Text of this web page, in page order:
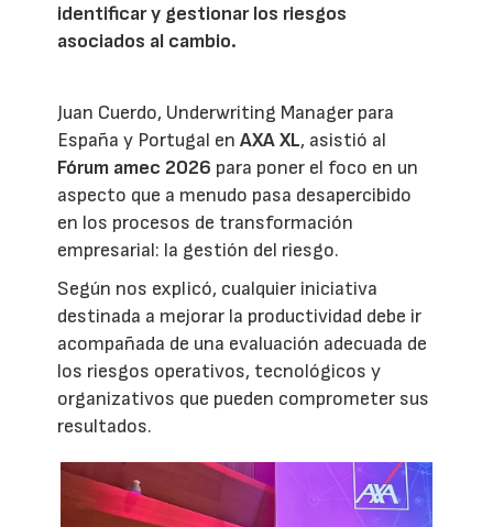
identificar y gestionar los riesgos
asociados al cambio.
Juan Cuerdo, Underwriting Manager para
España y Portugal enAXA XL, asistió al
Fórum amec 2026 para poner el foco en un
aspecto que a menudo pasa desapercibido
en los procesos de transformación
empresarial: la gestión del riesgo.
Según nos explicó, cualquier iniciativa
destinada a mejorar la productividad debe ir
acompañada de una evaluación adecuada de
los riesgos operativos, tecnológicos y
organizativos que pueden comprometer sus
resultados.